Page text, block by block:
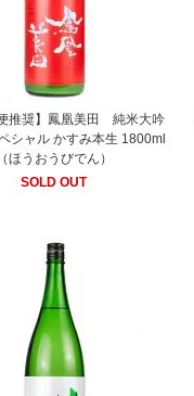
便推奨】鳳凰美田 純米大吟
シャル かすみ本生 1800ml
（ほうおうびでん）
SOLD OUT